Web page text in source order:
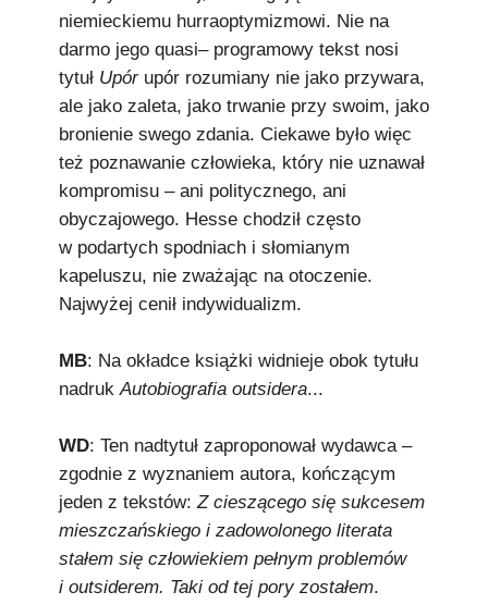
niemieckiemu hurraoptymizmowi. Nie na
darmo jego quasi– programowy tekst nosi
tytuł Upórupór rozumiany nie jako przywara,
ale jako zaleta, jako trwanie przy swoim, jako
bronienie swego zdania. Ciekawe było więc
też poznawanie człowieka, który nie uznawał
kompromisu – ani politycznego, ani
obyczajowego. Hesse chodził często
w podartych spodniach i słomianym
kapeluszu, nie zważając na otoczenie.
Najwyżej cenił indywidualizm.
MB: Na okładce książki widnieje obok tytułu
nadrukAutobiografia outsidera...
WD: Ten nadtytuł zaproponował wydawca –
zgodnie z wyznaniem autora, kończącym
jeden z tekstów:Z cieszącego się sukcesem
mieszczańskiego i zadowolonego literata
stałem się człowiekiem pełnym problemów
i outsiderem. Taki od tej pory zostałem.